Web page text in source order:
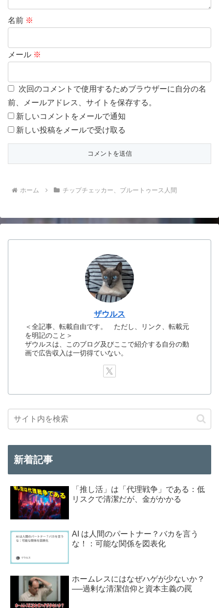
名前 ※
メール ※
次回のコメントで使用するためブラウザーに自分の名
前、メールアドレス、サイトを保存する。
新しいコメントをメールで通知
新しい投稿をメールで受け取る
ホーム チップチェッカー、ブルートゥース人間
ザウルス
＜全記事、転載自由です。 ただし、リンク、転載元
を明記のこと＞
ザウルスは、このブログ及びここで紹介する自分の動
画で広告収入は一切得ていない。
新着記事
「推し活」は「代理戦争」である：低
リスクで清潔だが、金がかかる
AI は人間のパートナー？バカを言う
な！：可能な関係を図表化
ホームレスにはなぜハゲが少ないか？
──過剰な清潔信仰と資本主義の罠